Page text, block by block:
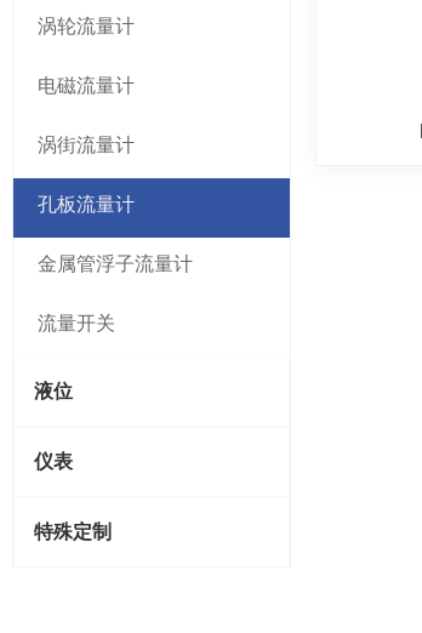
涡轮流量计
电磁流量计
涡街流量计
孔板流量计
金属管浮子流量计
流量开关
液位
仪表
特殊定制